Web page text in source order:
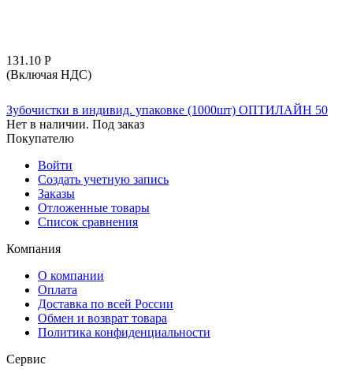
131.10 Р
(Включая НДС)
Зубочистки в индивид. упаковке (1000шт) ОПТИЛАЙН 50
Нет в наличии. Под заказ
Покупателю
Войти
Создать учетную запись
Заказы
Отложенные товары
Список сравнения
Компания
О компании
Оплата
Доставка по всей России
Обмен и возврат товара
Политика конфиденциальности
Сервис